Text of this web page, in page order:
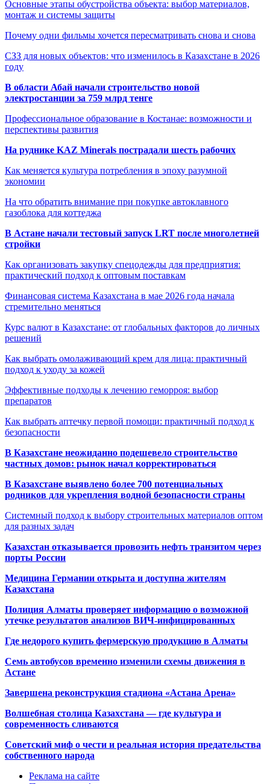
Основные этапы обустройства объекта: выбор материалов,
монтаж и системы защиты
Почему одни фильмы хочется пересматривать снова и снова
СЗЗ для новых объектов: что изменилось в Казахстане в 2026
году
В области Абай начали строительство новой
электростанции за 759 млрд тенге
Профессиональное образование в Костанае: возможности и
перспективы развития
На руднике KAZ Minerals пострадали шесть рабочих
Как меняется культура потребления в эпоху разумной
экономии
На что обратить внимание при покупке автоклавного
газоблока для коттеджа
В Астане начали тестовый запуск LRT после многолетней
стройки
Как организовать закупку спецодежды для предприятия:
практический подход к оптовым поставкам
Финансовая система Казахстана в мае 2026 года начала
стремительно меняться
Курс валют в Казахстане: от глобальных факторов до личных
решений
Как выбрать омолаживающий крем для лица: практичный
подход к уходу за кожей
Эффективные подходы к лечению геморроя: выбор
препаратов
Как выбрать аптечку первой помощи: практичный подход к
безопасности
В Казахстане неожиданно подешевело строительство
частных домов: рынок начал корректироваться
В Казахстане выявлено более 700 потенциальных
родников для укрепления водной безопасности страны
Системный подход к выбору строительных материалов оптом
для разных задач
Казахстан отказывается провозить нефть транзитом через
порты России
Медицина Германии открыта и доступна жителям
Казахстана
Полиция Алматы проверяет информацию о возможной
утечке результатов анализов ВИЧ-инфицированных
Где недорого купить фермерскую продукцию в Алматы
Семь автобусов временно изменили схемы движения в
Астане
Завершена реконструкция стадиона «Астана Арена»
Волшебная столица Казахстана — где культура и
современность сливаются
Советский миф о чести и реальная история предательства
собственного народа
Реклама на сайте